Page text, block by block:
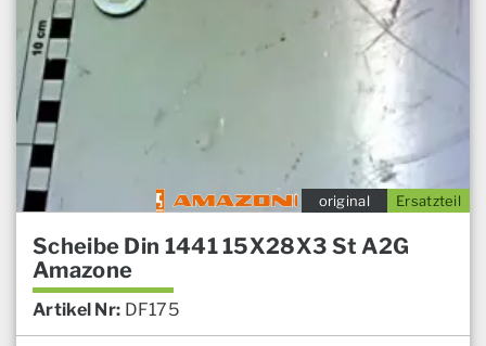
Ersatzteil
original
Scheibe Din 1441 15X28X3 St A2G
Amazone
Artikel Nr: DF175